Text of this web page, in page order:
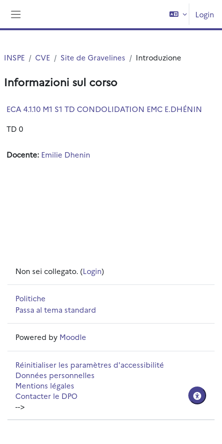
Login
INSPE CVE Site de Gravelines Introduzione
Informazioni sul corso
ECA 4.1.10 M1 S1 TD CONDOLIDATION EMC E.DHÉNIN
TD 0
Docente: Emilie Dhenin
Non sei collegato. (Login)
Politiche
Passa al tema standard
Powered by Moodle
Réinitialiser les paramètres d'accessibilité
Données personnelles
Mentions légales
Contacter le DPO
-->